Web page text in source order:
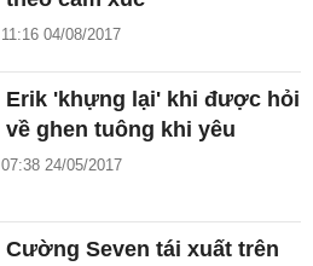
11:16 04/08/2017
Erik 'khựng lại' khi được hỏi
về ghen tuông khi yêu
07:38 24/05/2017
Cường Seven tái xuất trên